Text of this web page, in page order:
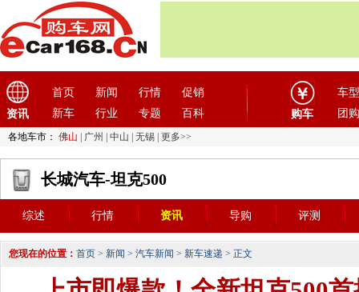
资讯
首页 新闻 行情
促销
新车
行业 专题 百科 购车
车型
团购
各地车市： 佛山 广州 中山 无锡 更多>>
长城汽车-坦克500
综述 行情 资讯 导购 评测
您现在的位置： 首页 > 新闻 > 汽车新闻 > 新车速递 > 正文